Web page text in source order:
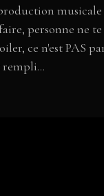
personne ne te
ce n'est PAS
rempli...